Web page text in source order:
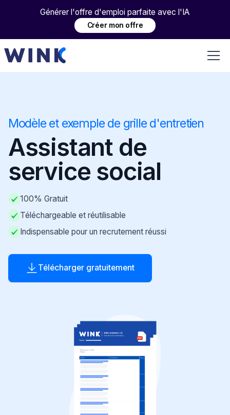
Générer l'offre d'emploi parfaite avec l'IA
Créer mon offre
Modèle et exemple de grille d'entretien
Assistant de
service social
100% Gratuit
Téléchargeable et réutilisable
Indispensable pour un recrutement réussi
Télécharger gratuitement